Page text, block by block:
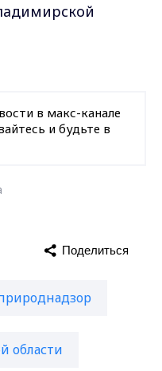
в макс-канале
и будьте в
области
Поделиться